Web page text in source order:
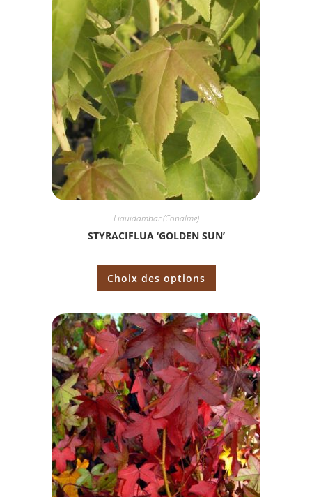
Liquidambar (Copalme)
STYRACIFLUA ‘GOLDEN SUN’
Choix des options